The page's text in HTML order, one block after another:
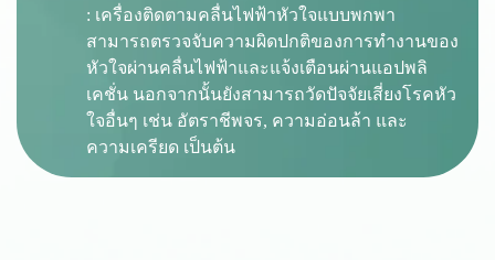
: เครื่องติดตามคลื่นไฟฟ้าหัวใจแบบพกพา
สามารถตรวจจับความผิดปกติของการทำงานของ
หัวใจผ่านคลื่นไฟฟ้าและแจ้งเตือนผ่านแอปพลิ
เคชั่น นอกจากนั้นยังสามารถวัดปัจจัยเสี่ยงโรคหัว
ใจอื่นๆ เช่น อัตราชีพจร, ความอ่อนล้า และ
ความเครียด เป็นต้น